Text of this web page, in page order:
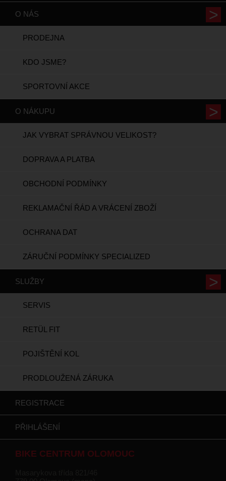
O NÁS
PRODEJNA
KDO JSME?
SPORTOVNÍ AKCE
O NÁKUPU
JAK VYBRAT SPRÁVNOU VELIKOST?
DOPRAVA A PLATBA
OBCHODNÍ PODMÍNKY
REKLAMAČNÍ ŘÁD A VRÁCENÍ ZBOŽÍ
OCHRANA DAT
ZÁRUČNÍ PODMÍNKY SPECIALIZED
SLUŽBY
SERVIS
RETÜL FIT
POJIŠTĚNÍ KOL
PRODLOUŽENÁ ZÁRUKA
REGISTRACE
PŘIHLÁŠENÍ
BIKE CENTRUM OLOMOUC